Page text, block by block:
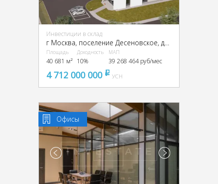
Инвестиции в склад
г Москва, поселение Десеновское, деревня Кувекино, ТиНАО,
Площадь
40 681 м²
Доходность
10%
МАП
39 268 464 руб/мес
4 712 000 000 pуб
УСН
Офисы